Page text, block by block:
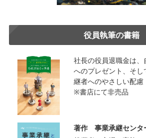
役員執筆の書籍
社長の役員退職金は
へのプレゼント、そ
継者へのやさしい配慮
※書店にて非売品
著作 事業承継センタ